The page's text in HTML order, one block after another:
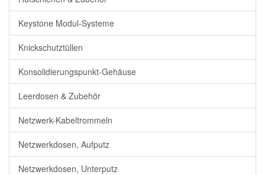
Keystone Modul-Systeme
Knickschutztüllen
Konsolidierungspunkt-Gehäuse
Leerdosen & Zubehör
Netzwerk-Kabeltrommeln
Netzwerkdosen, Aufputz
Netzwerkdosen, Unterputz